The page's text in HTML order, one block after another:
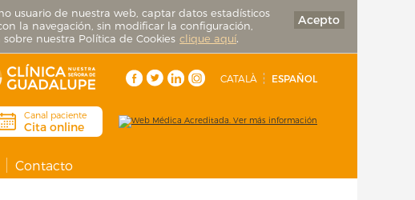
usuario de nuestra web, captar datos estadísticos
la navegación, sin modificar la configuración,
nuestra Política de Cookies clique aquí.
Acepto
CATALÀ ESPAÑOL
Contacto
Canal paciente
Cita online